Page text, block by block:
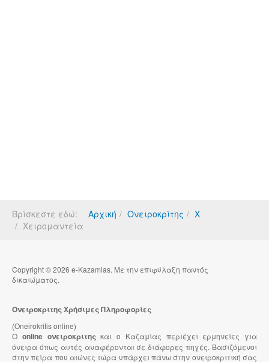
Βρίσκεστε εδώ: Αρχική Ονειροκρίτης
Χ
Χειρομαντεία
Copyright © 2026 e-Kazamias. Με την επιφύλαξη παντός
δικαιώματος.
Ονειροκριτης Χρήσιμες Πληροφορίες
(Oneirokritis online)
Ο online ονειροκριτηςκαι ο Καζαμίας περιέχει ερμηνείες για
όνειρα όπως αυτές αναφέρονται σε διάφορες πηγές. Βασιζόμενοι
στην πείρα που αιώνες τώρα υπάρχει πάνω στην ονειροκριτική σας